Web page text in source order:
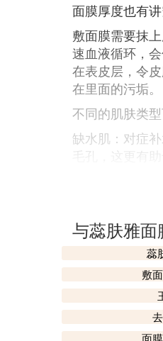
面膜厚度也有
敷面膜需要抹
速血液循环，
在表皮层，令
在里面的污垢。
不同的肌肤类
缺水肌：对症
毛孔，这更有
轻熟肌：推荐
问题肌：如果
分和水分补给。
注意事项：
建议先擦上爽
有效成分加倍
与蕊肤雅
蕊
敷
面